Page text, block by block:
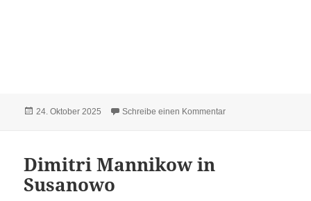
Veröffentlicht
24. Oktober 2025 Schreibe einen Kommentarzu Hildebrandt
Dimitri Mannikow in
Susanowo